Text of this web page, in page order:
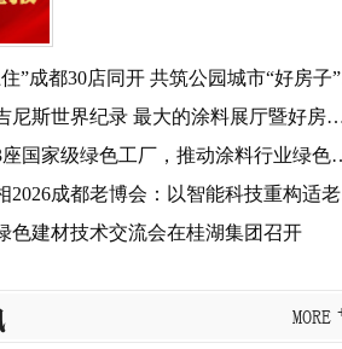
”成都30店同开 共筑公园城市“好房子”新标杆
界纪录 最大的涂料展厅暨好房子科技体验中心正式启幕
家级绿色工厂，推动涂料行业绿色低碳转型
成都老博会：以智能科技重构适老化卫浴新生态
色建材技术交流会在桂湖集团召开
MORE